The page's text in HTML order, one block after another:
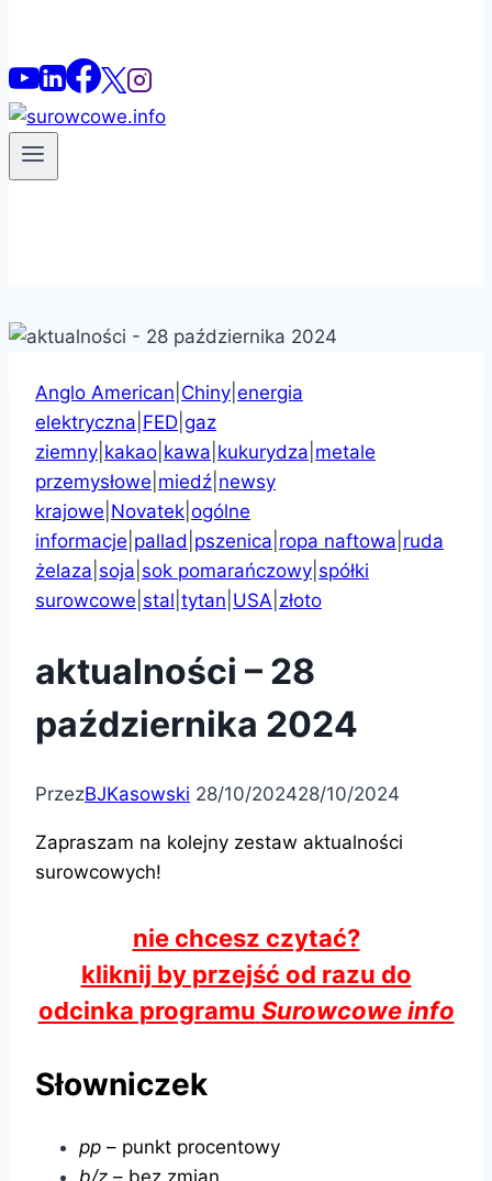
Anglo American Chiny energia
elektryczna FED gaz
ziemny kakao kawa kukurydza metale
przemysłowe miedź newsy
krajowe Novatek ogólne
informacje pallad pszenica ropa naftowa ruda
żelaza soja sok pomarańczowy spółki
surowcowe stal tytan USA złoto
aktualności – 28
października 2024
PrzezBJKasowski 28/10/202428/10/2024
Zapraszam na kolejny zestaw aktualności
surowcowych!
nie chcesz czytać?
kliknij by przejść od razu do
odcinka programu Surowcowe info
Słowniczek
pp – punkt procentowy